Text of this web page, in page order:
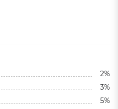
2%
3%
5%